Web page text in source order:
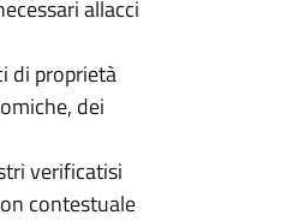
allacci
di proprietà
dei
verificatisi
contestuale